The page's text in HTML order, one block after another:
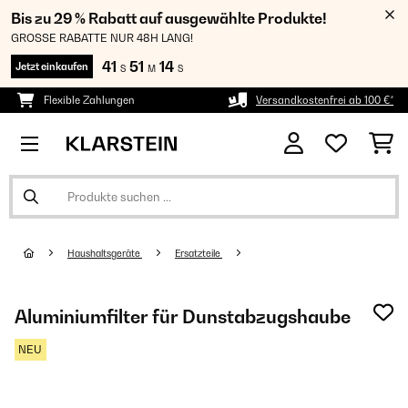
Bis zu 29 % Rabatt auf ausgewählte Produkte!
GROSSE RABATTE NUR 48H LANG!
Jetzt einkaufen 41 S 51 M 13 S
Flexible Zahlungen Versandkostenfrei ab 100 €*
Haushaltsgeräte Ersatzteile
Aluminiumfilter für Dunstabzugshaube
NEU